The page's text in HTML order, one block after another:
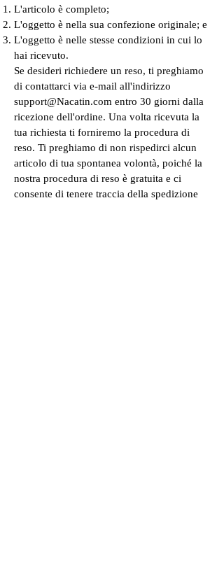
L'articolo è completo;
L'oggetto è nella sua confezione originale; e
L'oggetto è nelle stesse condizioni in cui lo
hai ricevuto.
Se desideri richiedere un reso, ti preghiamo
di contattarci via e-mail all'indirizzo
support@Nacatin.com entro 30 giorni dalla
ricezione dell'ordine. Una volta ricevuta la
tua richiesta ti forniremo la procedura di
reso. Ti preghiamo di non rispedirci alcun
articolo di tua spontanea volontà, poiché la
nostra procedura di reso è gratuita e ci
consente di tenere traccia della spedizione